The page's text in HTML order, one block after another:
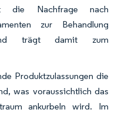
die Nachfrage nach
zur Behandlung
und trägt damit zum
Produktzulassungen die
was voraussichtlich das
ankurbeln wird. Im